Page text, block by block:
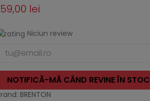
lei
Niciun review
NOTIFICĂ-MĂ CÂND REVINE ÎN STOC
BRENTON